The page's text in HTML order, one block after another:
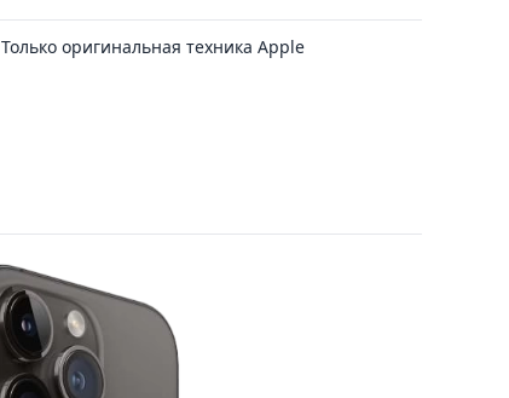
Только оригинальная техника Apple